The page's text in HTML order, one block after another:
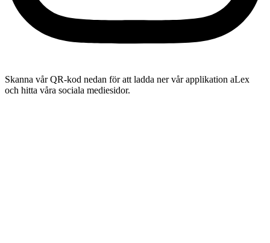
Skanna vår QR-kod nedan för att ladda ner vår applikation aLex
och hitta våra sociala mediesidor.